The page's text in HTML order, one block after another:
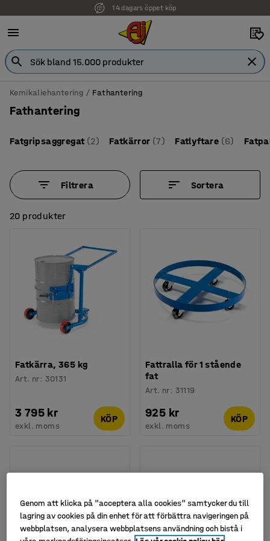
Faktura för företag
Kemikaliehantering Fathantering
Fathantering
Fatgripsaggregat(2) Fatkärror (7) Fatlyftare (6)
Filtrera Sortera
20 produkter
Fatkärra, 365 kg
Art. nr: 30131
3 795 kr
exkl. moms
KÖP
Fattralla för 1 stående
fat
Art. nr: 31119
925 kr
exkl. moms
KÖP
Genom att klicka på "acceptera alla cookies" samtycker du till
lagring av cookies på din enhet för att förbättra navigeringen på
webbplatsen, analysera webbplatsens användning och bistå i